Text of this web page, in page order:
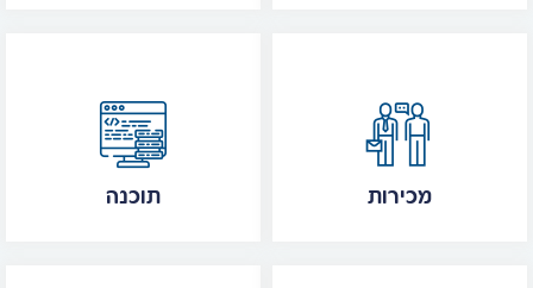
תוכנה מכירות